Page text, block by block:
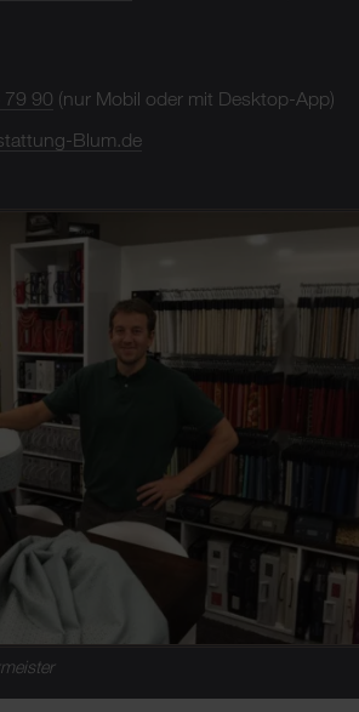
90 (nur Mobil oder mit Desktop-App)
Blum.de